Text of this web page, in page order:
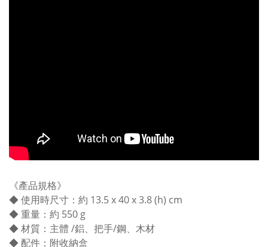
《產品規格》
◆ 使用時尺寸：約 13.5 x 40 x 3.8 (h) cm
◆ 重量：約 550 g
◆ 材質：主體 /鋁、把手/鋼、木材
◆ 配件：附收納盒